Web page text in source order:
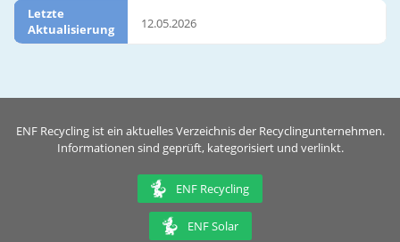
Letzte
Aktualisierung
12.05.2026
ENF Recycling ist ein aktuelles Verzeichnis der Recyclingunternehmen.
Informationen sind geprüft, kategorisiert und verlinkt.
ENF Recycling
ENF Solar